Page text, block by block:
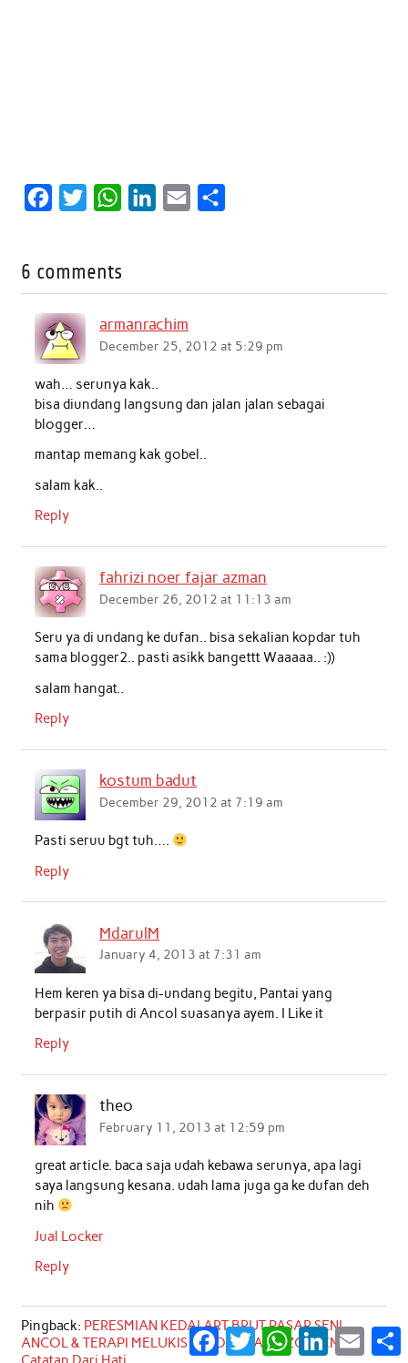
e
o
o
k
t
W
t
A
p
d
n
6 comments
armanrachim
December 25, 2012 at 5:29 pm
wah… serunya kak..
bisa diundang langsung dan jalan jalan sebagai
blogger…
mantap memang kak gobel..
salam kak..
Reply
fahrizi noer fajar azman
December 26, 2012 at 11:13 am
Seru ya di undang ke dufan.. bisa sekalian kopdar tuh
sama blogger2.. pasti asikk bangettt Waaaaa.. :))
salam hangat..
Reply
kostum badut
December 29, 2012 at 7:19 am
Pasti seruu bgt tuh….
Reply
MdarulM
January 4, 2013 at 7:31 am
Hem keren ya bisa di-undang begitu, Pantai yang
berpasir putih di Ancol suasanya ayem. I Like it
Reply
theo
February 11, 2013 at 12:59 pm
great article. baca saja udah kebawa serunya, apa lagi
saya langsung kesana. udah lama juga ga ke dufan deh
nih
Jual Locker
Reply
Pingback: PERESMIAN KEDAI ART BRUT PASAR SENI
ANCOL & TERAPI MELUKIS PENDERITA SKIZOFRENIA /
Facebook
TwitterWhatsApp
LinkedInEmail